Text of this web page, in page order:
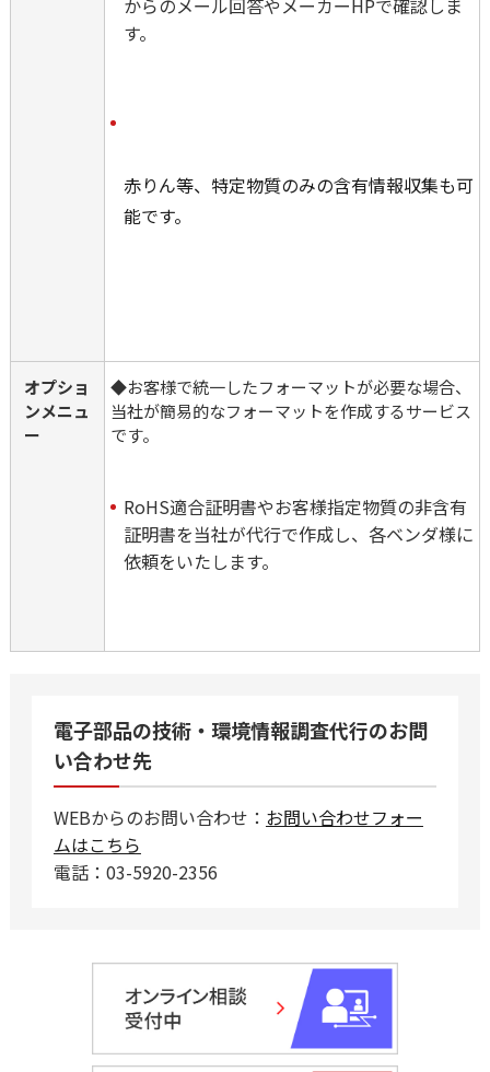
す。
赤りん等、特定物質のみの含有情報収集も可
能です。
オプショ
ンメニュ
ー
◆お客様で統一したフォーマットが必要な場合、
当社が簡易的なフォーマットを作成するサービス
RoHS適合証明書やお客様指定物質の非含有
証明書を当社が代行で作成し、各ベンダ様に
依頼をいたします。
電子部品の技術・環境情報調査代行のお問
い合わせ先
WEBからのお問い合わせ： お問い合わせフォー
ムはこちら
電話：03-5920-2356